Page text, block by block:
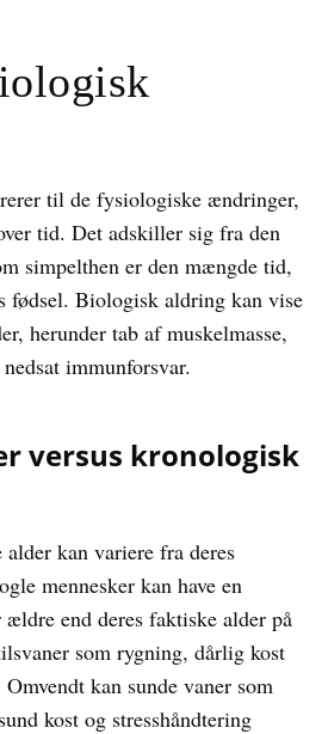
til de fysiologiske ændringer,
tid. Det adskiller sig fra den
simpelthen er den mængde tid,
fødsel. Biologisk aldring kan vise
herunder tab af muskelmasse,
immunforsvar.
versus kronologisk
kan variere fra deres
mennesker kan have en
end deres faktiske alder på
som rygning, dårlig kost
kan sunde vaner som
kost og stresshåndtering